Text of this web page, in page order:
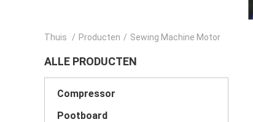
Thuis / Producten / Sewing Machine Motor
ALLE PRODUCTEN
Compressor
Pootboard